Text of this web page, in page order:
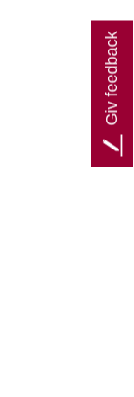
Giv feedback